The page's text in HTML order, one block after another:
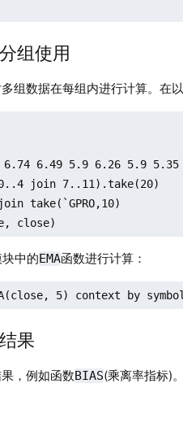
组使用
组数据在每组内进行计算。在
6.49 5.9 6.26 5.9
join 7..11).take(20)
take(`GPRO,10)
close)
中的EMA函数进行计算：
5) context by symbol
果
，例如函数BIAS(乘离率指标)。